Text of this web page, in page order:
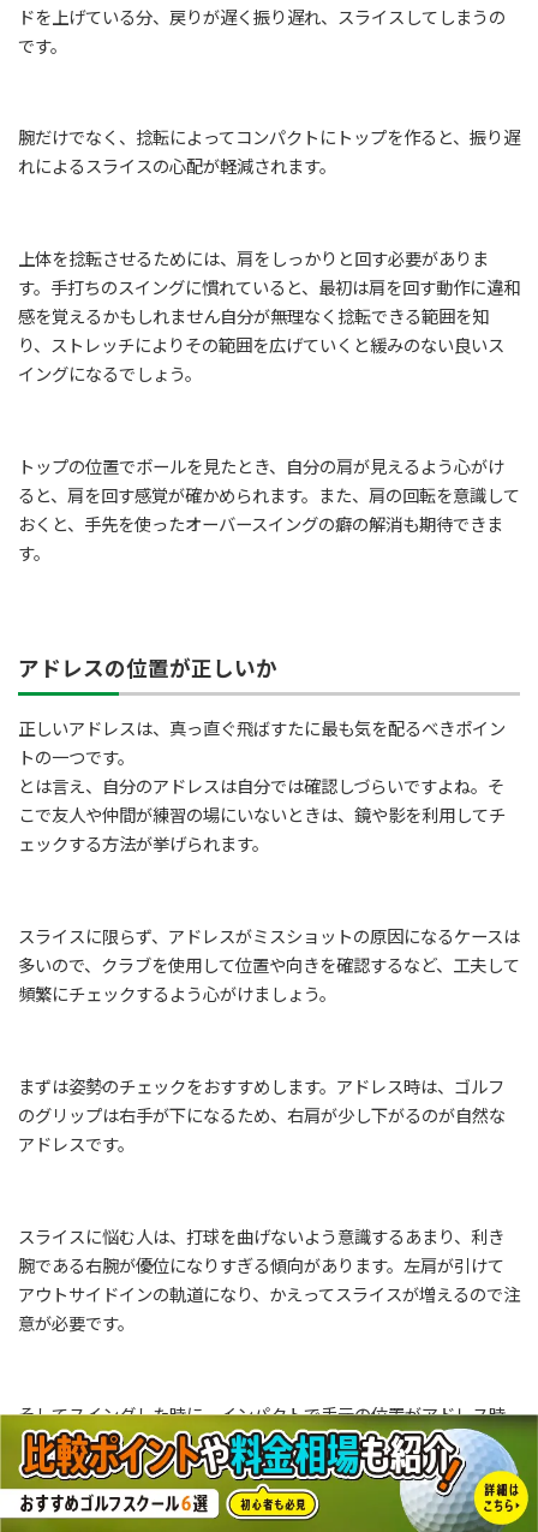
ドを上げている分、戻りが遅く振り遅れ、スライスしてしまうの
です。
腕だけでなく、捻転によってコンパクトにトップを作ると、振り遅
れによるスライスの心配が軽減されます。
上体を捻転させるためには、肩をしっかりと回す必要がありま
す。手打ちのスイングに慣れていると、最初は肩を回す動作に違和
感を覚えるかもしれません自分が無理なく捻転できる範囲を知
り、ストレッチによりその範囲を広げていくと緩みのない良いス
イングになるでしょう。
トップの位置でボールを見たとき、自分の肩が見えるよう心がけ
ると、肩を回す感覚が確かめられます。また、肩の回転を意識して
おくと、手先を使ったオーバースイングの癖の解消も期待できま
す。
アドレスの位置が正しいか
正しいアドレスは、真っ直ぐ飛ばすたに最も気を配るべきポイン
トの一つです。
とは言え、自分のアドレスは自分では確認しづらいですよね。そ
こで友人や仲間が練習の場にいないときは、鏡や影を利用してチ
ェックする方法が挙げられます。
スライスに限らず、アドレスがミスショットの原因になるケースは
多いので、クラブを使用して位置や向きを確認するなど、工夫して
頻繁にチェックするよう心がけましょう。
まずは姿勢のチェックをおすすめします。アドレス時は、ゴルフ
のグリップは右手が下になるため、右肩が少し下がるのが自然な
アドレスです。
スライスに悩む人は、打球を曲げないよう意識するあまり、利き
腕である右腕が優位になりすぎる傾向があります。左肩が引けて
アウトサイドインの軌道になり、かえってスライスが増えるので注
意が必要です。
そしてスイングした時に、インパクトで手元の位置がアドレス時
と同じもしくは、ややハンドファーストでインパクトを迎えるの
が理想です。
ドライバーの正しいアドレスをチェック！